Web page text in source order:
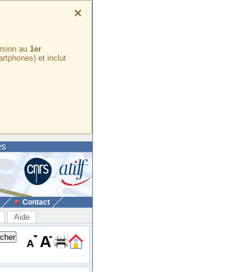
×
au 1er
et inclut
Contact
Aide